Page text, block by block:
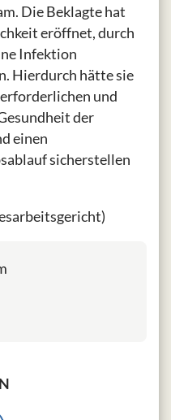
Die Beklagte hat
eröffnet, durch
Infektion
Hierdurch hätte sie
erforderlichen und
der
einen
sicherstellen